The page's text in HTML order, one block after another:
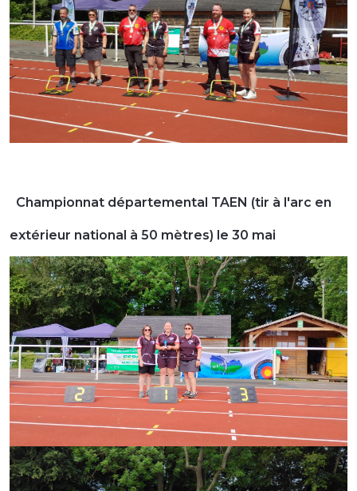
Championnat départemental TAEN (tir à l'arc en
extérieur national à 50 mètres) le 30 mai